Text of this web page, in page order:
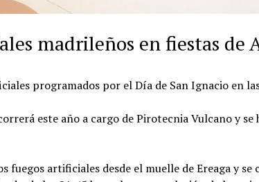
madrileños en fiestas de
programados por el Día de San Ignacio en
este año a cargo de Pirotecnia Vulcano y
fuegos artificiales desde el muelle de Ereaga y